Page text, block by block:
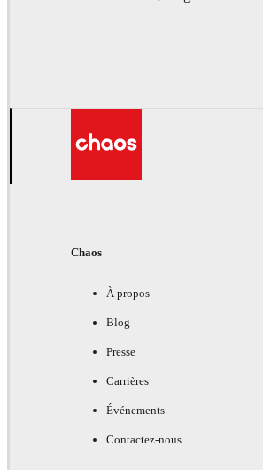
Chaos
À propos
Blog
Presse
Carrières
Événements
Contactez-nous